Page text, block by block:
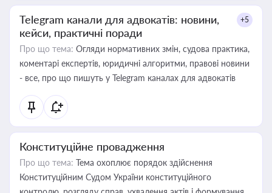
Telegram канали для адвокатів: новини,
кейси, практичні поради
+5
Про що тема: Огляди нормативних змін, судова практика,
коментарі експертів, юридичні алгоритми, правові новини
- все, про що пишуть у Telegram каналах для адвокатів
Конституційне провадження
Про що тема: Тема охоплює порядок здійснення
Конституційним Судом України конституційного